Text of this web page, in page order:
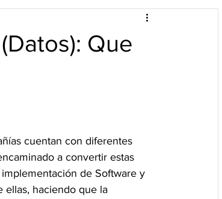
Que
cuentan con diferentes
a convertir estas
de Software y
ellas, haciendo que la